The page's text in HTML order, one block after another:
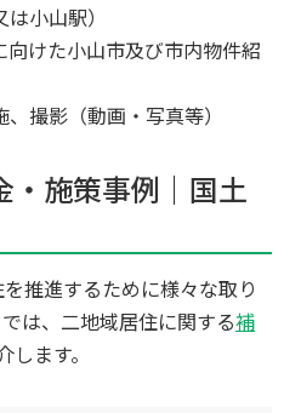
小山駅）
けた小山市及び市内物件紹
撮影（動画・写真等）
・施策事例｜国土
推進するために様々な取り
は、二地域居住に関する補
ます。